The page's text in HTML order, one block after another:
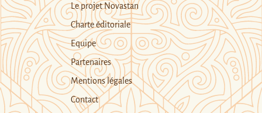
Le projet Novastan
Charte éditoriale
Equipe
Partenaires
Mentions légales
Contact